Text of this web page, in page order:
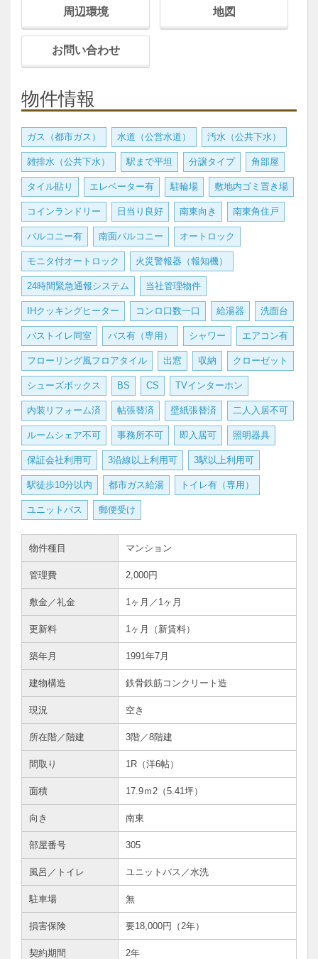
周辺環境 地図
お問い合わせ
物件情報
ガス（都市ガス） 水道（公営水道） 汚水（公共下水）
雑排水（公共下水） 駅まで平坦 分譲タイプ 角部屋
タイル貼り エレベーター有 駐輪場 敷地内ゴミ置き場
コインランドリー 日当り良好 南東向き 南東角住戸
バルコニー有 南面バルコニー オートロック
モニタ付オートロック 火災警報器（報知機）
24時間緊急通報システム 当社管理物件
IHクッキングヒーター コンロ口数一口 給湯器 洗面台
バストイレ同室 バス有（専用） シャワー エアコン有
フローリング風フロアタイル 出窓 収納 クローゼット
シューズボックス BS CS TVインターホン
内装リフォーム済 帖張替済 壁紙張替済 二人入居不可
ルームシェア不可 事務所不可 即入居可 照明器具
保証会社利用可 3沿線以上利用可 3駅以上利用可
駅徒歩10分以内 都市ガス給湯 トイレ有（専用）
ユニットバス 郵便受け
物件種目 マンション
管理費 2,000円
敷金／礼金 1ヶ月／1ヶ月
更新料 1ヶ月（新賃料）
築年月 1991年7月
建物構造 鉄骨鉄筋コンクリート造
現況 空き
所在階／階建 3階／8階建
間取り 1R（洋6帖）
面積 17.9ｍ2 （5.41坪）
向き 南東
部屋番号 305
風呂／トイレ ユニットバス／水洗
駐車場 無
損害保険 要18,000円（2年）
契約期間 2年